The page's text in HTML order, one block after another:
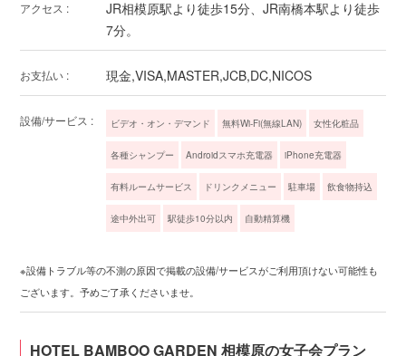
アクセス :
JR相模原駅より徒歩15分、JR南橋本駅より徒歩
7分。
お支払い : 現金,VISA,MASTER,JCB,DC,NICOS
設備/サービス : ビデオ・オン・デマンド 無料Wi-Fi(無線LAN) 女性化粧品
各種シャンプー Androidスマホ充電器 iPhone充電器
有料ルームサービス ドリンクメニュー 駐車場 飲食物持込
途中外出可 駅徒歩10分以内 自動精算機
※設備トラブル等の不測の原因で掲載の設備/サービスがご利用頂けない可能性も
ございます。予めご了承くださいませ。
HOTEL BAMBOO GARDEN 相模原の女子会プラン